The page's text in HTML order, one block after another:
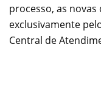
processo, as
exclusivamente
Central de